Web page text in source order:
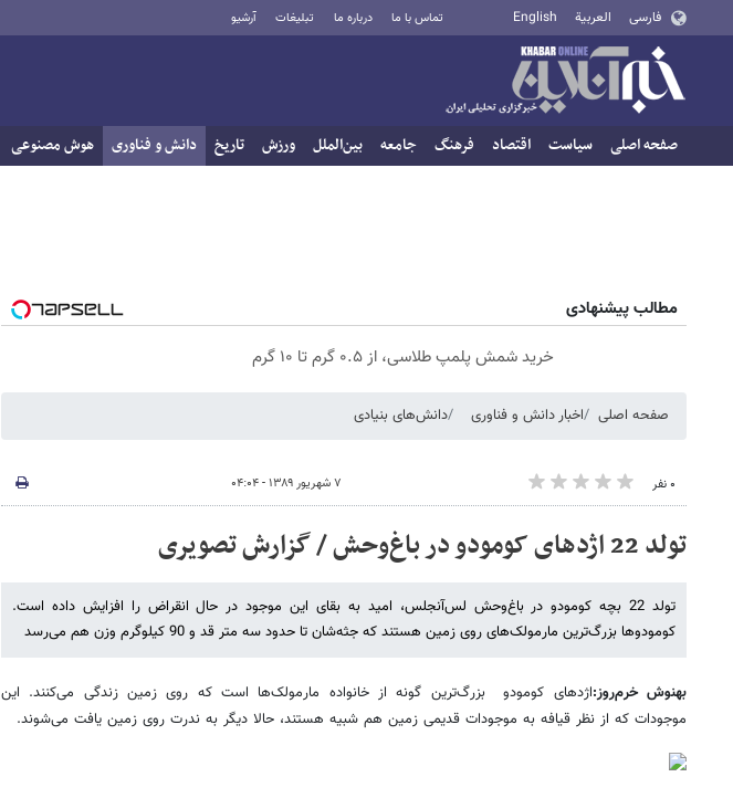
فارسی العربية English تماس با ما درباره ما تبلیغات آرشیو
صفحه اصلی سیاست اقتصاد فرهنگ جامعه بین‌الملل ورزش تاریخ دانش و فناوری هوش مصنوعی
مطالب پیشنهادی
خرید شمش پلمپ طلاسی، از ۰.۵ گرم تا ۱۰ گرم
صفحه اصلی اخبار دانش و فناوری دانش‌های بنیادی
۰ نفر ۷ شهریور ۱۳۸۹ - ۰۴:۰۴
تولد 22 اژدهای کومودو در باغ‌وحش / گزارش تصویری
تولد 22 بچه کومودو در باغ‌وحش لس‌آنجلس،‌ امید به بقای این موجود در حال انقراض را افزایش داده است.
کومودوها بزرگ‌ترین مارمولک‌های روی زمین هستند که جثه‌شان تا حدود سه متر قد و 90 کیلوگرم وزن هم می‌رسد
بهنوش خرم‌روز:اژدهای کومودو بزرگ‌ترین گونه از خانواده مارمولک‌ها است که روی زمین زندگی می‌کنند. این
موجودات که از نظر قیافه به موجودات قدیمی زمین هم شبیه هستند، حالا دیگر به ندرت روی زمین یافت می‌شوند.